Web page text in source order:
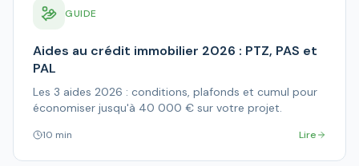
GUIDE
Aides au crédit immobilier 2026 : PTZ, PAS et
PAL
Les 3 aides 2026 : conditions, plafonds et cumul pour
économiser jusqu'à 40 000 € sur votre projet.
10 min Lire